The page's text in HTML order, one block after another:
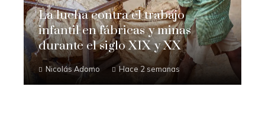
La lucha contra el trabajo
infantil en fábricas y minas
durante el siglo XIX y XX
Nicolás Adomo Hace 2 semanas